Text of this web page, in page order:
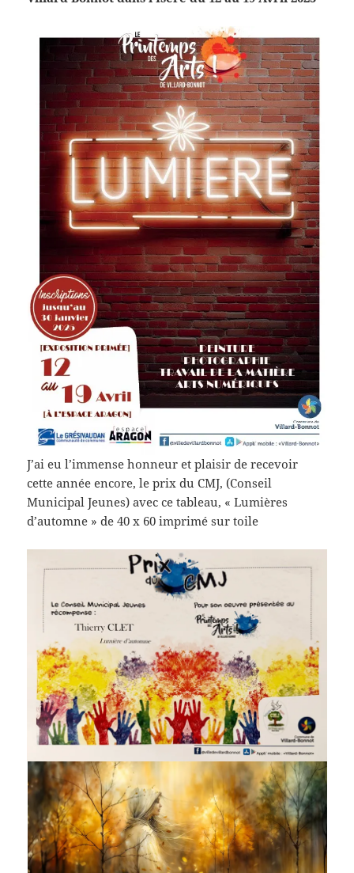
J’ai eu l’immense honneur et plaisir de recevoir
cette année encore, le prix du CMJ, (Conseil
Municipal Jeunes) avec ce tableau, « Lumières
d’automne » de 40 x 60 imprimé sur toile